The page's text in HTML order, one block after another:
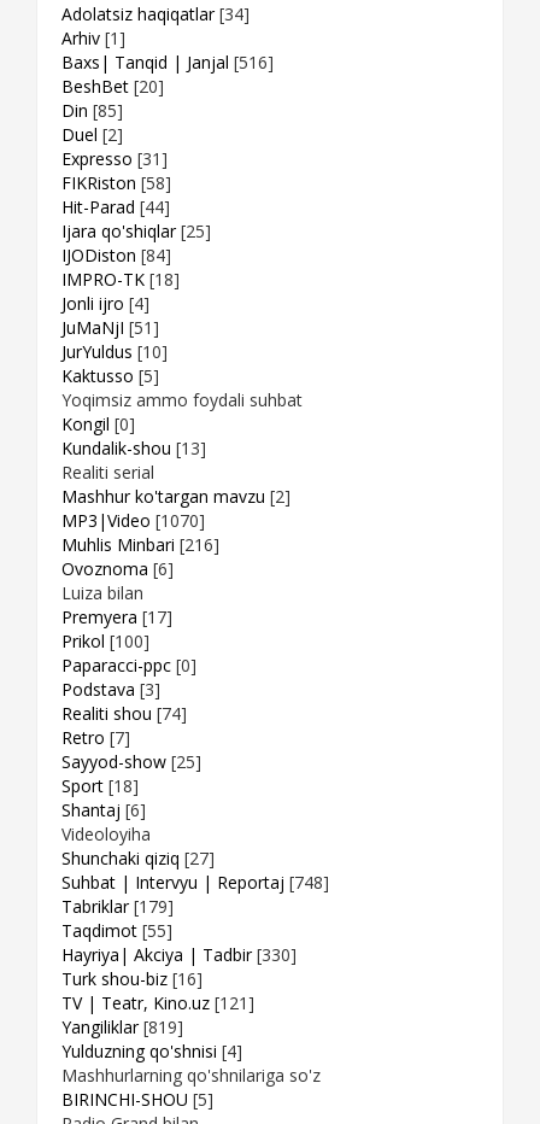
Adolatsiz haqiqatlar [34]
Arhiv [1]
Baxs| Tanqid | Janjal [516]
BeshBet [20]
Din [85]
Duel [2]
Expresso [31]
FIKRiston [58]
Hit-Parad [44]
Ijara qo'shiqlar [25]
IJODiston [84]
IMPRO-TK [18]
Jonli ijro [4]
JuMaNjI [51]
JurYuldus [10]
Kaktusso [5]
Yoqimsiz ammo foydali suhbat
Kongil [0]
Kundalik-shou [13]
Realiti serial
Mashhur ko'targan mavzu [2]
MP3|Video [1070]
Muhlis Minbari [216]
Ovoznoma [6]
Luiza bilan
Premyera [17]
Prikol [100]
Paparacci-ppc [0]
Podstava [3]
Realiti shou [74]
Retro [7]
Sayyod-show [25]
Sport [18]
Shantaj [6]
Videoloyiha
Shunchaki qiziq [27]
Suhbat | Intervyu | Reportaj [748]
Tabriklar [179]
Taqdimot [55]
Hayriya| Akciya | Tadbir [330]
Turk shou-biz [16]
TV | Teatr, Kino.uz [121]
Yangiliklar [819]
Yulduzning qo'shnisi [4]
Mashhurlarning qo'shnilariga so'z
BIRINCHI-SHOU [5]